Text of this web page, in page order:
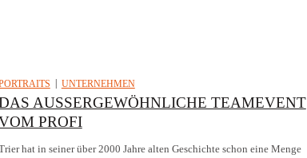
UNTERNEHMEN
AUSSERGEWÖHNLICHE TEAMEVENT V
PROFI
hat in seiner über 2000 Jahre alten Geschichte schon eine Menge